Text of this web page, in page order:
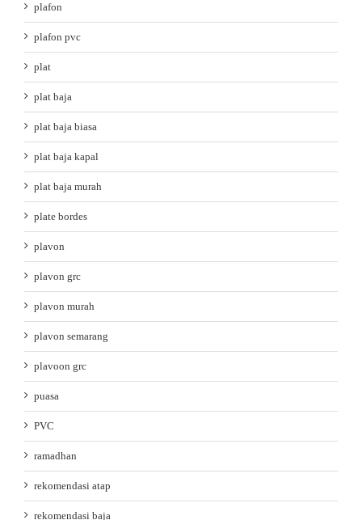
plafon
plafon pvc
plat
plat baja
plat baja biasa
plat baja kapal
plat baja murah
plate bordes
plavon
plavon grc
plavon murah
plavon semarang
plavoon grc
puasa
PVC
ramadhan
rekomendasi atap
rekomendasi baja